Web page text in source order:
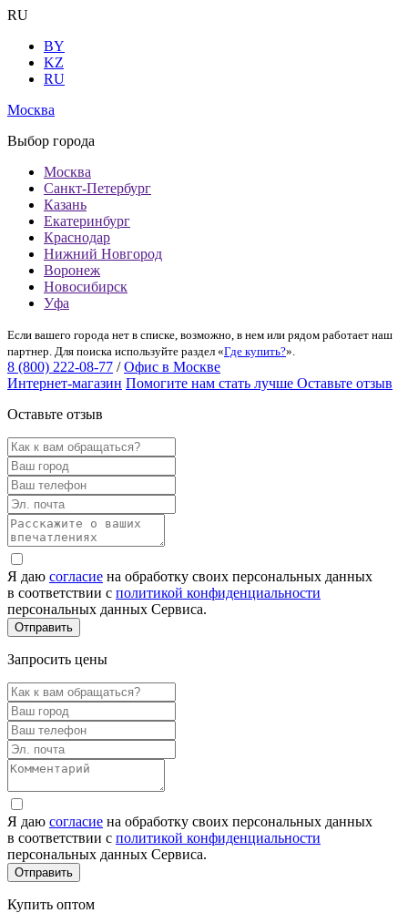
RU
BY
KZ
RU
Москва
Выбор города
Москва
Санкт-Петербург
Казань
Екатеринбург
Краснодар
Нижний Новгород
Воронеж
Новосибирск
Уфа
Если вашего города нет в списке, возможно, в нем или рядом работает наш
партнер. Для поиска используйте раздел «Где купить?».
8 (800) 222-08-77 / Офис в Москве
Интернет-магазин Помогите нам стать лучше Оставьте отзыв
Оставьте отзыв
Я даю согласие на обработку своих персональных данных
в соответствии с политикой конфиденциальности
персональных данных Сервиса.
Запросить цены
Я даю согласие на обработку своих персональных данных
в соответствии с политикой конфиденциальности
персональных данных Сервиса.
Купить оптом